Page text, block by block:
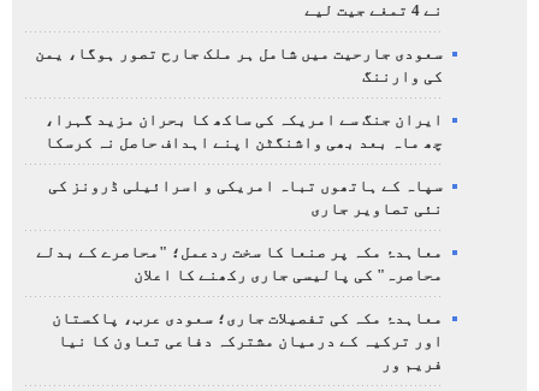
نے 4 تمغے جیت لیے
سعودی جارحیت میں شامل ہر ملک جارح تصور ہوگا، یمن
کی وارننگ
ایران جنگ سے امریکہ کی ساکھ کا بحران مزید گہرا،
چھ ماہ بعد بھی واشنگٹن اپنے اہداف حاصل نہ کرسکا
سپاہ کے ہاتھوں تباہ امریکی و اسرائیلی ڈرونز کی
نئی تصاویر جاری
معاہدۂ مکہ پر صنعا کا سخت ردعمل؛ "محاصرے کے بدلے
محاصرہ" کی پالیسی جاری رکھنے کا اعلان
معاہدۂ مکہ کی تفصیلات جاری؛ سعودی عرب، پاکستان
اور ترکیہ کے درمیان مشترکہ دفاعی تعاون کا نیا
فریم ور